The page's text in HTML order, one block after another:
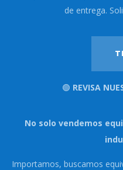
de entrega.
🟢 REVISA
No solo vendemos
Importamos, buscamos